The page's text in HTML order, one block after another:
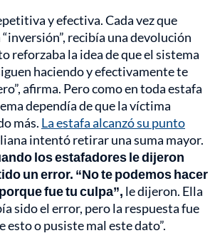
y efectiva. Cada vez que
recibía una devolución
reforzaba la idea de que el sistema
haciendo y efectivamente te
afirma. Pero como en toda estafa
dependía de que la víctima
más. La estafa alcanzó su punto
intentó retirar una suma mayor.
los estafadores le dijeron
un error. “No te podemos hacer
fue tu culpa”, le dijeron. Ella
sido el error, pero la respuesta fue
esto o pusiste mal este dato”.